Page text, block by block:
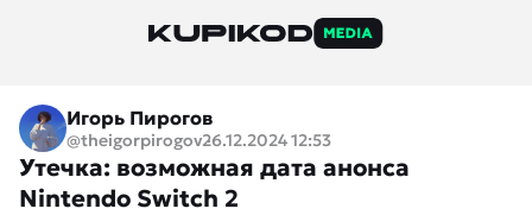
Игорь Пирогов
@theigorpirogov26.12.2024 12:53
Утечка: возможная дата анонса
Nintendo Switch 2